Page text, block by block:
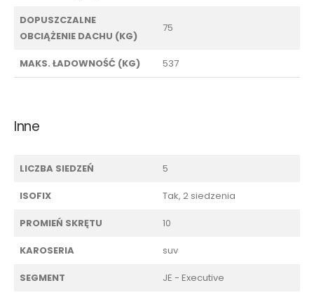
DOPUSZCZALNE
OBCIĄŻENIE DACHU (KG)
75
MAKS. ŁADOWNOŚĆ (KG) 537
Inne
LICZBA SIEDZEŃ 5
ISOFIX Tak, 2 siedzenia
PROMIEŃ SKRĘTU 10
KAROSERIA suv
SEGMENT JE - Executive